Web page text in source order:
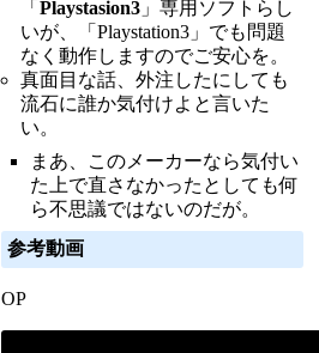
「 Playstasion3 」専用ソフトらし
いが、「Playstation3」でも問題
なく動作しますのでご安心を。
真面目な話、外注したにしても
流石に誰か気付けよと言いた
い。
まあ、このメーカーなら気付い
た上で直さなかったとしても何
ら不思議ではないのだが。
参考動画
OP